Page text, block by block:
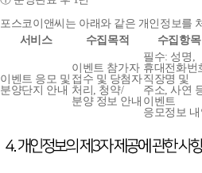
포스코이앤씨는 아래와 같은 개인정보를
서비스
수집목적 수집항목
이벤트 응모 및
분양단지 안내
이벤트 참가자
접수 및 당첨자
처리, 청약/
분양 정보 안내
필수: 성명,
휴대전화번
직장명 및
주소, 사연
이벤트
응모정보 내